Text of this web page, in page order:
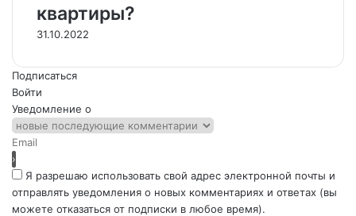
квартиры?
31.10.2022
Подписаться
Войти
Уведомление о
Я разрешаю использовать свой адрес электронной почты и
отправлять уведомления о новых комментариях и ответах (вы
можете отказаться от подписки в любое время).